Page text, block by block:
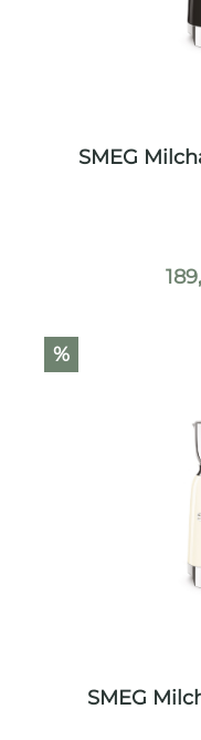
SMEG
%
SMEG